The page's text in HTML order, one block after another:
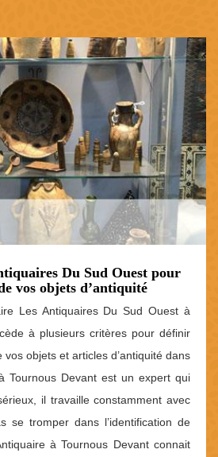
Du Sud Ouest pour
vos objets d’antiquité
Les Antiquaires Du Sud Ouest à
à plusieurs critères pour définir
objets et articles d’antiquité dans
Tournous Devant est un expert qui
il travaille constamment avec
se tromper dans l’identification de
à Tournous Devant connait